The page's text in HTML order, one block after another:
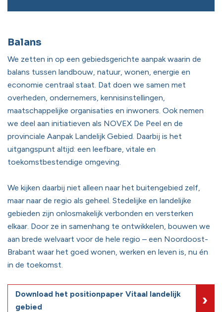
Balans
We zetten in op een gebiedsgerichte aanpak waarin de
balans tussen landbouw, natuur, wonen, energie en
economie centraal staat. Dat doen we samen met
overheden, ondernemers, kennisinstellingen,
maatschappelijke organisaties en inwoners. Ook nemen
we deel aan initiatieven als NOVEX De Peel en de
provinciale Aanpak Landelijk Gebied. Daarbij is het
uitgangspunt altijd: een leefbare, vitale en
toekomstbestendige omgeving.
We kijken daarbij niet alleen naar het buitengebied zelf,
maar naar de regio als geheel. Stedelijke en landelijke
gebieden zijn onlosmakelijk verbonden en versterken
elkaar. Door ze in samenhang te ontwikkelen, bouwen we
aan brede welvaart voor de hele regio – een Noordoost-
Brabant waar het goed wonen, werken en leven is, nu én
in de toekomst.
Download het positionpaper Vitaal landelijk
gebied